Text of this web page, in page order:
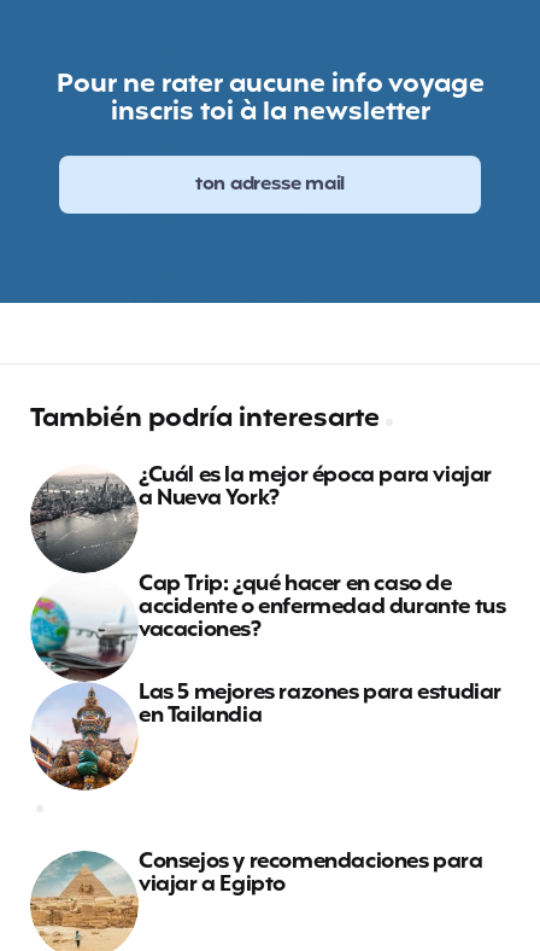
Pour ne rater aucune info voyage
inscris toi à la newsletter
También podría interesarte
¿Cuál es la mejor época para viajar
a Nueva York?
Cap Trip: ¿qué hacer en caso de
accidente o enfermedad durante tus
vacaciones?
Las 5 mejores razones para estudiar
en Tailandia
Consejos y recomendaciones para
viajar a Egipto